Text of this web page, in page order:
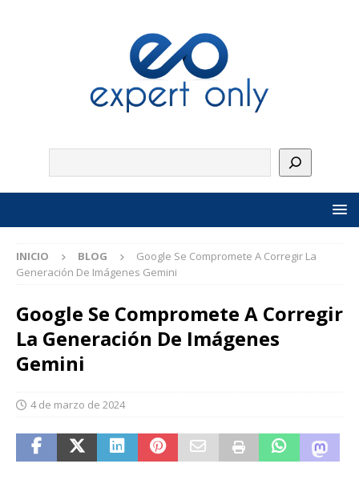
INICIO BLOG
Google Se Compromete A Corregir La
Generación De Imágenes Gemini
Google Se Compromete A Corregir
La Generación De Imágenes
Gemini
4 de marzo de 2024